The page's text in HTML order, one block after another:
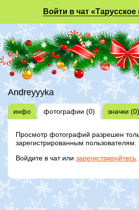
Войти в чат «Тарусское
Andreyyyka
инфо фотографии (0) значки (0)
Просмотр фотографий разрешен
зарегистрированным пользователям.
Войдите в чат или зарегистрируйтесь